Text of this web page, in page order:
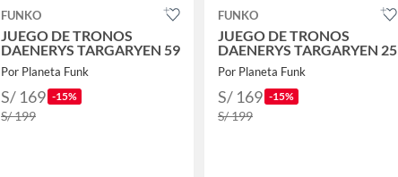
FUNKO
JUEGO DE TRONOS
DAENERYS TARGARYEN 59
Por Planeta Funk
S/ 169 -15%
S/ 199
FUNKO
JUEGO DE TRONOS
DAENERYS TARGARYEN 25
Por Planeta Funk
S/ 169 -15%
S/ 199